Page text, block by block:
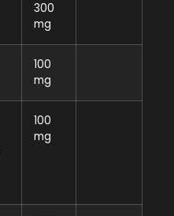
300
mg
100
mg
100
mg